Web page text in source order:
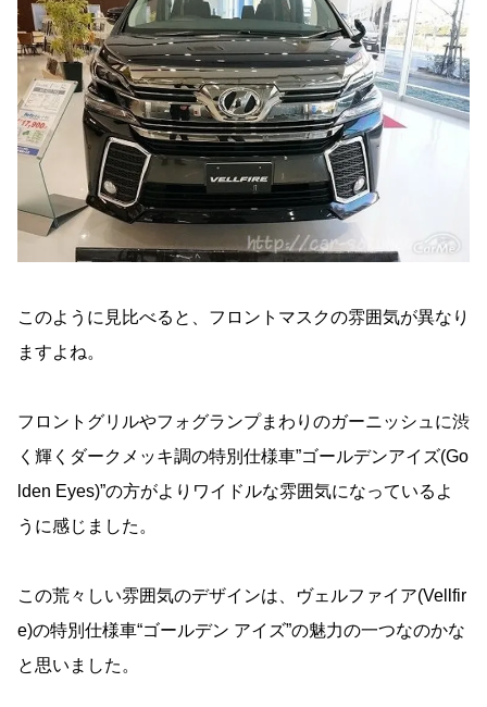
このように見比べると、フロントマスクの雰囲気が異なり
ますよね。
フロントグリルやフォグランプまわりのガーニッシュに渋
く輝くダークメッキ調の特別仕様車”ゴールデンアイズ(Go
lden Eyes)”の方がよりワイドルな雰囲気になっているよ
うに感じました。
この荒々しい雰囲気のデザインは、ヴェルファイア(Vellfir
e)の特別仕様車“ゴールデン アイズ”の魅力の一つなのかな
と思いました。